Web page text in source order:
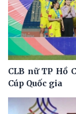
CLB nữ TP Hồ
Cúp Quốc gia